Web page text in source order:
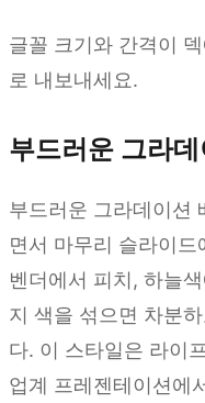
글꼴 크기와 간격이
로 내보내세요.
부드러운 그라
부드러운 그라데이션
면서 마무리 슬라이
벤더에서 피치, 하늘
지 색을 섞으면 차분
다. 이 스타일은 라이
업계 프레젠테이션에